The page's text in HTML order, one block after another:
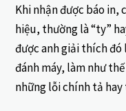
Khi nhận được báo in,
hiệu, thường là “ty”
được anh giải thích
đánh máy, làm như
những lỗi chính tả